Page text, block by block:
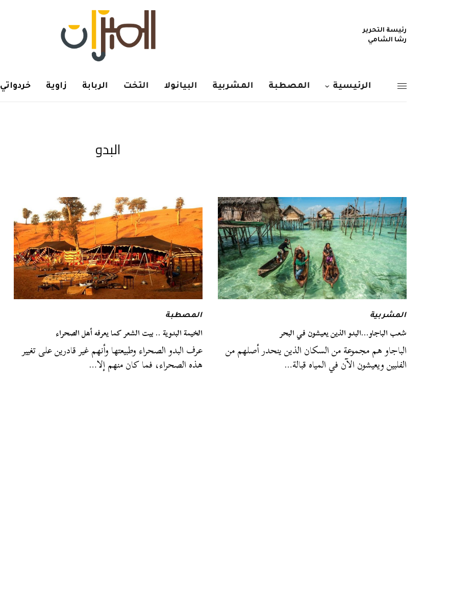
رئيسة التحرير
رشا الشامي
الرئيسية المصطبة المشربية البيانولا التخت الربابة زاوية خردواتي
البدو
المشربية
شعب الباجاو…البدو الذين يعيشون في البحر
الباجاو هم مجموعة من السكان الذين ينحدر أصلهم من
الفلبين ويعيشون الآن في المياه قبالة…
المصطبة
الخيمة البدوية .. بيت الشعر كما يعرفه أهل الصحراء
عرف البدو الصحراء وطبيعتها وأنهم غير قادرين على تغيير
هذه الصحراء، فما كان منهم إلا…